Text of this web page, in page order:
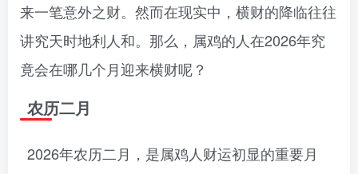
来一笔意外之财。然而在现实中，横财的降临往往
讲究天时地利人和。那么，属鸡的人在2026年究
竟会在哪几个月迎来横财呢？
农历二月
2026年农历二月，是属鸡人财运初显的重要月